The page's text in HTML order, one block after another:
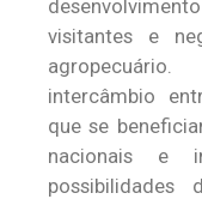
visitantes e
intercâmbio
que se
nacionais e